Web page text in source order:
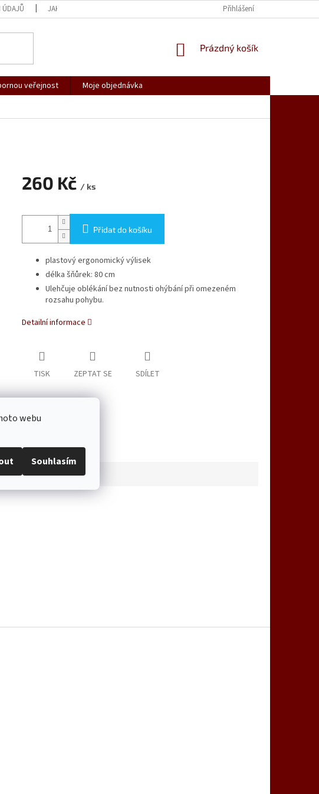
webu
Souhlasím
ÚDAJŮ JAK NAKUPOVAT REKLAMACE, VRÁCENÍ ZBOŽÍ
Přihlášení
NÁKUPNÍ
Prázdný košík
veřejnost
Moje objednávka
260 Kč / ks
cena:
Přidat do košíku
plastový ergonomický výlisek
délka šňůrek: 80 cm
Ulehčuje oblékání bez nutnosti ohýbání při omezeném
rozsahu pohybu.
Detailní informace
TISK ZEPTAT SE SDÍLET